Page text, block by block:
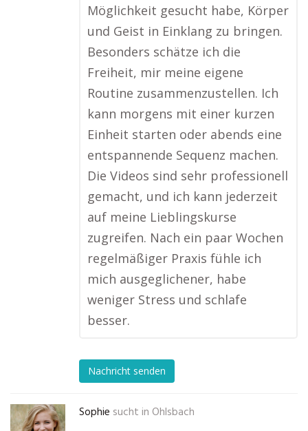
Möglichkeit gesucht habe, Körper
und Geist in Einklang zu bringen.
Besonders schätze ich die
Freiheit, mir meine eigene
Routine zusammenzustellen. Ich
kann morgens mit einer kurzen
Einheit starten oder abends eine
entspannende Sequenz machen.
Die Videos sind sehr professionell
gemacht, und ich kann jederzeit
auf meine Lieblingskurse
zugreifen. Nach ein paar Wochen
regelmäßiger Praxis fühle ich
mich ausgeglichener, habe
weniger Stress und schlafe
besser.
Nachricht senden
Sophie sucht in Ohlsbach